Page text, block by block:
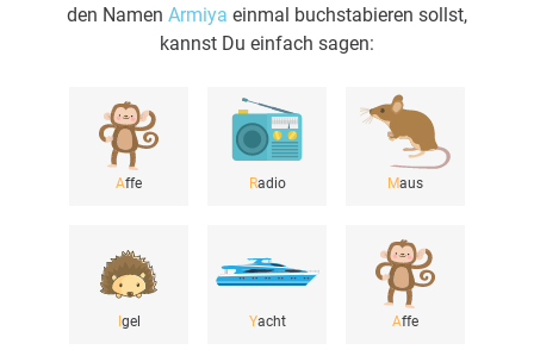
den Namen Armiya einmal buchstabieren sollst,
kannst Du einfach sagen:
Affe Radio Maus
gel Yacht Affe